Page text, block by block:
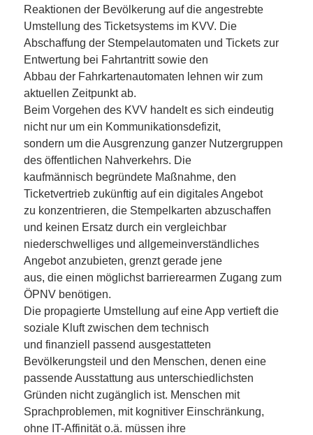
Reaktionen der Bevölkerung auf die angestrebte
Umstellung des Ticketsystems im KVV. Die
Abschaffung der Stempelautomaten und Tickets zur
Entwertung bei Fahrtantritt sowie den
Abbau der Fahrkartenautomaten lehnen wir zum
aktuellen Zeitpunkt ab.
Beim Vorgehen des KVV handelt es sich eindeutig
nicht nur um ein Kommunikationsdefizit,
sondern um die Ausgrenzung ganzer Nutzergruppen
des öffentlichen Nahverkehrs. Die
kaufmännisch begründete Maßnahme, den
Ticketvertrieb zukünftig auf ein digitales Angebot
zu konzentrieren, die Stempelkarten abzuschaffen
und keinen Ersatz durch ein vergleichbar
niederschwelliges und allgemeinverständliches
Angebot anzubieten, grenzt gerade jene
aus, die einen möglichst barrierearmen Zugang zum
ÖPNV benötigen.
Die propagierte Umstellung auf eine App vertieft die
soziale Kluft zwischen dem technisch
und finanziell passend ausgestatteten
Bevölkerungsteil und den Menschen, denen eine
passende Ausstattung aus unterschiedlichsten
Gründen nicht zugänglich ist. Menschen mit
Sprachproblemen, mit kognitiver Einschränkung,
ohne IT-Affinität o.ä. müssen ihre